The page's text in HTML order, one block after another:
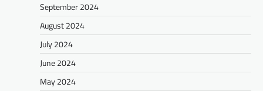
September 2024
August 2024
July 2024
June 2024
May 2024